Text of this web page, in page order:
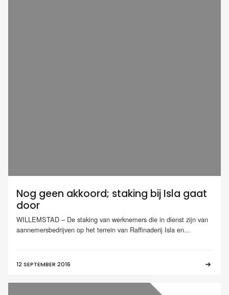
Nog geen akkoord; staking bij Isla gaat
door
WILLEMSTAD – De staking van werknemers die in dienst zijn van
aannemersbedrijven op het terrein van Raffinaderij Isla en...
12 SEPTEMBER 2016